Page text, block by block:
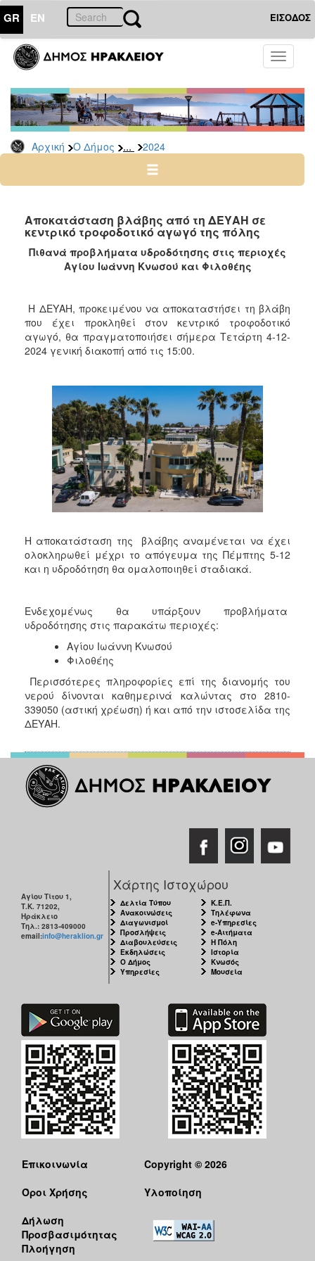
GR EN ΕΙΣΟΔΟΣ
Toggle
Αρχική Ο Δήμος ... 2024
ΔΗΜΟΣ
Δελτία
Τύπου
Αρχείο
2026
2024
2022
2021
2020
2018
2017
2016
2013
2012
2011
2010
2006
ΤΟΠΟΣ
ΠΟΛΙΤΙΣΜΟΣ
Αποκατάσταση βλάβης από τη ΔΕΥΑΗ σε
κεντρικό τροφοδοτικό αγωγό της πόλης
Πιθανά προβλήματα υδροδότησης στις περιοχές
Αγίου Ιωάννη Κνωσού και Φιλοθέης
Η ΔΕΥΑΗ, προκειμένου να αποκαταστήσει τη βλάβη
που έχει προκληθεί στον κεντρικό τροφοδοτικό
αγωγό, θα πραγματοποιήσει σήμερα Τετάρτη 4-12-
2024 γενική διακοπή από τις 15:00.
Η αποκατάσταση της βλάβης αναμένεται να έχει
ολοκληρωθεί μέχρι το απόγευμα της Πέμπτης 5-12
και η υδροδότηση θα ομαλοποιηθεί σταδιακά.
Ενδεχομένως θα υπάρξουν προβλήματα
υδροδότησης στις παρακάτω περιοχές:
Αγίου Ιωάννη Κνωσού
Φιλοθέης
Περισσότερες πληροφορίες επί της διανομής του
νερού δίνονται καθημερινά καλώντας στο 2810-
339050 (αστική χρέωση) ή και από την ιστοσελίδα της
ΔΕΥΑΗ.
Αγίου Τίτου 1,
Τ.Κ. 71202,
Ηράκλειο
Τηλ.: 2813-409000
email:info@heraklion.gr
Χάρτης Ιστοχώρου
Δελτία Τύπου
Ανακοινώσεις
Διαγωνισμοί
Προσλήψεις
Διαβουλεύσεις
Εκδηλώσεις
Ο Δήμος
Υπηρεσίες
Κ.Ε.Π.
Τηλέφωνα
e-Υπηρεσίες
e-Αιτήματα
Η Πόλη
Ιστορία
Κνωσός
Μουσεία
Επικοινωνία
Όροι Χρήσης
Δήλωση
Προσβασιμότητας
Πλοήγηση
Copyright © 2026
Υλοποίηση